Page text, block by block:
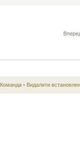
Команда • Видалити